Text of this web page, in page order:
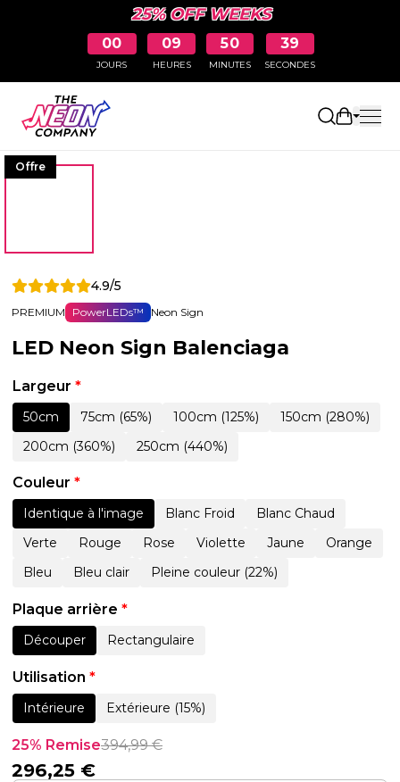
25% OFF WEEKS
00
JOURS
09
HEURES
50
MINUTES
38
SECONDES
Ouvrir
Offre
4.9/5
PREMIUM PowerLEDs™ Neon Sign
LED Neon Sign Balenciaga
Largeur *
50cm 75cm (65%) 100cm (125%)
150cm (280%)
200cm (360%)
250cm (440%)
Couleur *
Identique à l'image Blanc Froid
Blanc Chaud
Verte
Rouge Rose Violette Jaune
Orange
Bleu
Bleu clair Pleine couleur (22%)
Plaque arrière *
Découper Rectangulaire
Utilisation *
Intérieure Extérieure (15%)
25% Remise394,99€
296,25 €